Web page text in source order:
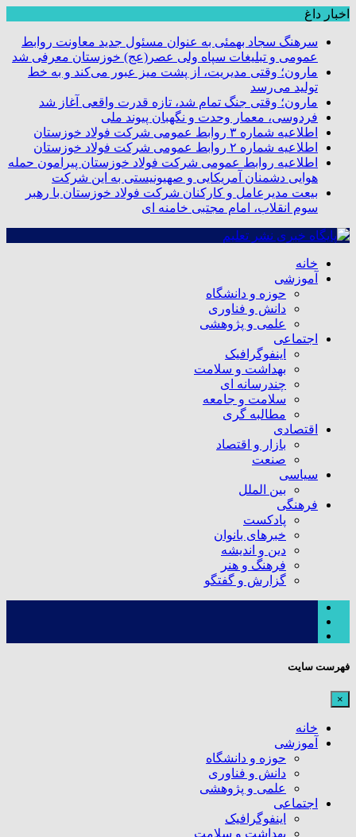
اخبار داغ
سرهنگ سجاد بهمئی به عنوان مسئول جدید معاونت روابط
عمومی و تبلیغات سپاه ولی عصر(عج) خوزستان معرفی شد
مارون؛ وقتی مدیریت، از پشت میز عبور می‌کند و به خط
تولید می‌رسد
مارون؛ وقتی جنگ تمام شد، تازه قدرت واقعی آغاز شد
فردوسی، معمار وحدت و نگهبان پیوند ملی
اطلاعیه شماره ۳ روابط عمومی شرکت فولاد خوزستان
اطلاعیه شماره ۲ روابط عمومی شرکت فولاد خوزستان
اطلاعیه روابط عمومی شرکت فولاد خوزستان پیرامون حمله
هوایی دشمنان آمریکایی و صهیونیستی به این شرکت
بیعت مدیرعامل و کارکنان شرکت فولاد خوزستان با رهبر
سوم انقلاب، امام مجتبی خامنه ای
خانه
آموزشی
حوزه و دانشگاه
دانش و فناوری
علمی و پژوهشی
اجتماعی
اینفوگرافیک
بهداشت و سلامت
چندرسانه ای
سلامت و جامعه
مطالبه گری
اقتصادی
بازار و اقتصاد
صنعت
سیاسی
بین الملل
فرهنگی
پادکست
خبرهای بانوان
دین و اندیشه
فرهنگ و هنر
گزارش و گفتگو
فهرست سایت
×
خانه
آموزشی
حوزه و دانشگاه
دانش و فناوری
علمی و پژوهشی
اجتماعی
اینفوگرافیک
بهداشت و سلامت